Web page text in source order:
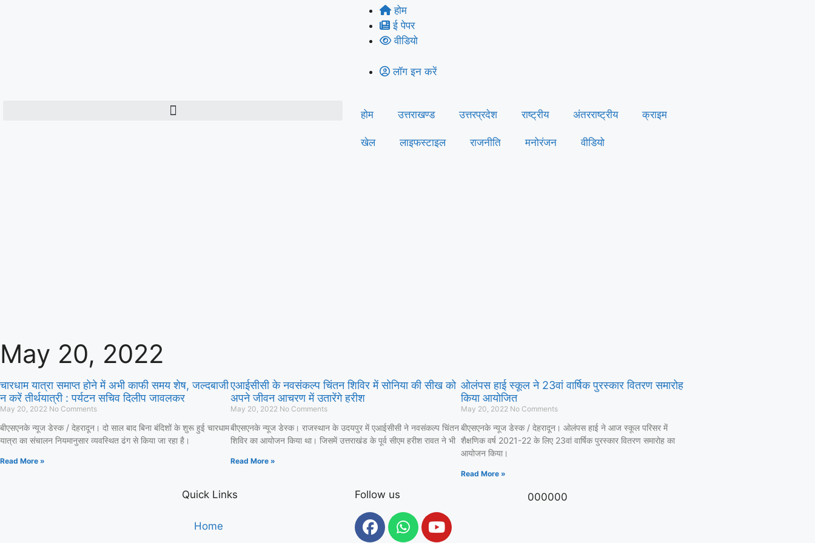
होम
ई पेपर
वीडियो
लॉग इन करें
होम उत्तराखण्ड उत्तरप्रदेश राष्ट्रीय अंतरराष्ट्रीय क्राइम
खेल लाइफस्‍टाइल राजनीति मनोरंजन वीडियो
May 20, 2022
चारधाम यात्रा समाप्त होने में अभी काफी समय शेष, जल्दबाजी
न करें तीर्थयात्री : पर्यटन सचिव दिलीप जावलकर
May 20, 2022 No Comments
बीएसएनके न्यूज डेस्क / देहरादून। दो साल बाद बिना बंदिशों के शुरू हुई चारधाम
यात्रा का संचालन नियमानुसार व्यवस्थित ढंग से किया जा रहा है।
Read More »
एआईसीसी के नवसंकल्प चिंतन शिविर में सोनिया की सीख को
अपने जीवन आचरण में उतारेंगे हरीश
May 20, 2022 No Comments
बीएसएनके न्यूज डेस्क। राजस्थान के उदयपुर में एआईसीसी ने नवसंकल्प चिंतन
शिविर का आयोजन किया था। जिसमें उत्तराखंड के पूर्व सीएम हरीश रावत ने भी
Read More »
ओलंपस हाई स्कूल ने 23वां वार्षिक पुरस्कार वितरण समारोह
किया आयोजित
May 20, 2022 No Comments
बीएसएनके न्यूज डेस्क / देहरादून। ओलंपस हाई ने आज स्कूल परिसर में
शैक्षणिक वर्ष 2021-22 के लिए 23वां वार्षिक पुरस्कार वितरण समारोह का
आयोजन किया।
Read More »
Quick Links
Home
Follow us 000000